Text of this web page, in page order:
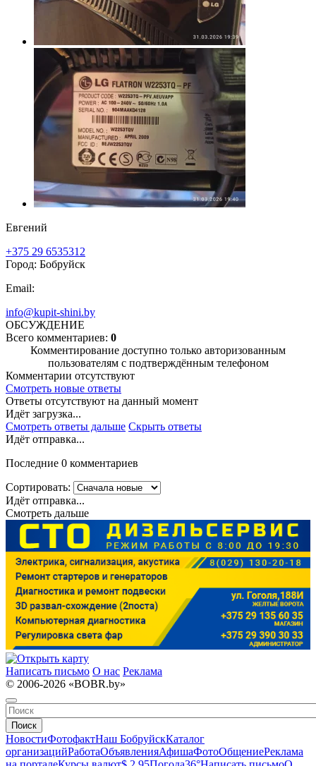
Евгений
+375 29 6535312
Город: Бобруйск
Email:
info@kupit-shini.by
ОБСУЖДЕНИЕ
Всего комментариев: 0
Комментирование доступно только авторизованным
пользователям с подтверждённым телефоном
Комментарии отсутствуют
Смотреть новые ответы
Ответы отсутствуют на данный момент
Идёт загрузка...
Смотреть ответы дальше Скрыть ответы
Идёт отправка...
Последние 0 комментариев
Сортировать:
Идёт отправка...
Смотреть дальше
Написать письмо О нас Реклама
© 2006-2026 «BOBR.by»
Поиск
НовостиФотофактНаш БобруйскКаталог
организацийРаботаОбъявленияАфишаФотоОбщениеРеклама